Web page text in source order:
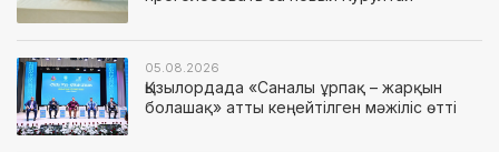
05.08.2026
Қызылордада «Саналы ұрпақ – жарқын
болашақ» атты кеңейтілген мәжіліс өтті